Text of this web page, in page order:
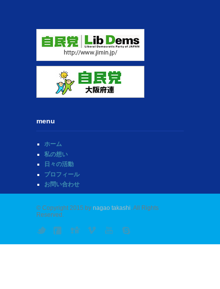
menu
ホーム
私の想い
日々の活動
プロフィール
お問い合わせ
© Copyright 2015 by nagao takashi. All Rights
Reserved.